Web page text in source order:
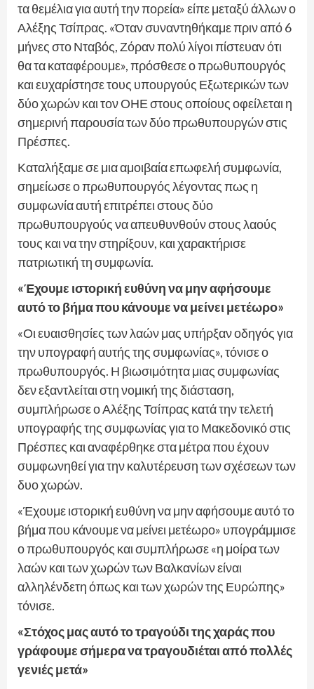
τα θεμέλια για αυτή την πορεία» είπε μεταξύ άλλων ο
Αλέξης Τσίπρας. «Όταν συναντηθήκαμε πριν από 6
μήνες στο Νταβός, Ζόραν πολύ λίγοι πίστευαν ότι
θα τα καταφέρουμε», πρόσθεσε ο πρωθυπουργός
και ευχαρίστησε τους υπουργούς Εξωτερικών των
δύο χωρών και τον ΟΗΕ στους οποίους οφείλεται η
σημερινή παρουσία των δύο πρωθυπουργών στις
Πρέσπες.
Καταλήξαμε σε μια αμοιβαία επωφελή συμφωνία,
σημείωσε ο πρωθυπουργός λέγοντας πως η
συμφωνία αυτή επιτρέπει στους δύο
πρωθυπουργούς να απευθυνθούν στους λαούς
τους και να την στηρίξουν, και χαρακτήρισε
πατριωτική τη συμφωνία.
«Έχουμε ιστορική ευθύνη να μην αφήσουμε
αυτό το βήμα που κάνουμε να μείνει μετέωρο»
«Οι ευαισθησίες των λαών μας υπήρξαν οδηγός για
την υπογραφή αυτής της συμφωνίας», τόνισε ο
πρωθυπουργός. Η βιωσιμότητα μιας συμφωνίας
δεν εξαντλείται στη νομική της διάσταση,
συμπλήρωσε ο Αλέξης Τσίπρας κατά την τελετή
υπογραφής της συμφωνίας για το Μακεδονικό στις
Πρέσπες και αναφέρθηκε στα μέτρα που έχουν
συμφωνηθεί για την καλυτέρευση των σχέσεων των
δυο χωρών.
«Έχουμε ιστορική ευθύνη να μην αφήσουμε αυτό το
βήμα που κάνουμε να μείνει μετέωρο» υπογράμμισε
ο πρωθυπουργός και συμπλήρωσε «η μοίρα των
λαών και των χωρών των Βαλκανίων είναι
αλληλένδετη όπως και των χωρών της Ευρώπης»
τόνισε.
«Στόχος μας αυτό το τραγούδι της χαράς που
γράφουμε σήμερα να τραγουδιέται από πολλές
γενιές μετά»